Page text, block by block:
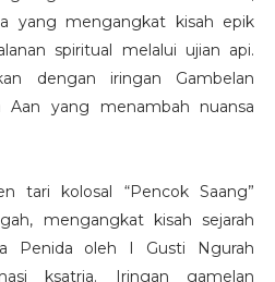
yang mengangkat kisah epik
spiritual melalui ujian api.
dengan iringan Gambelan
Aan yang menambah nuansa
tari kolosal “Pencok Saang”
mengangkat kisah sejarah
Penida oleh I Gusti Ngurah
ksatria. Iringan gamelan